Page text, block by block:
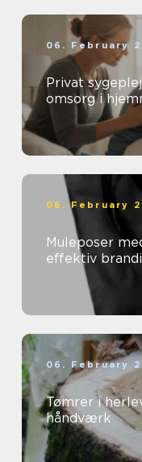
06. February
Privat
omsorg i
06. February
Muleposer
effektiv
06. February
Tømrer i herlev kvalitet, funktion og
håndværk